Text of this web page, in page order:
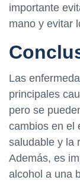
importante
mano y evitar
Las
principales
pero se
cambios en el
saludable y la
Además, es
alcohol a una